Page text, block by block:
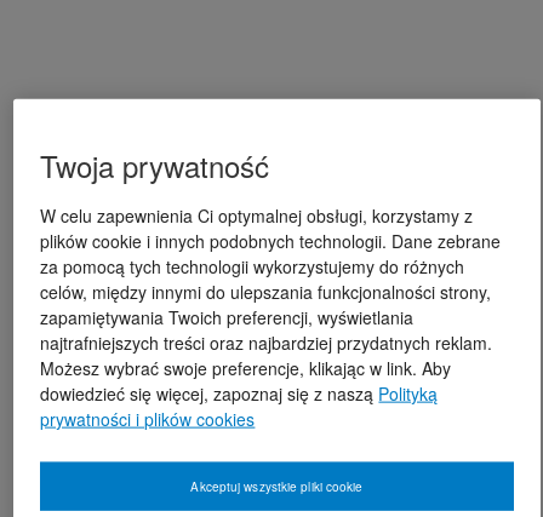
Twoja prywatność
W celu zapewnienia Ci optymalnej obsługi, korzystamy z
plików cookie i innych podobnych technologii. Dane zebrane
za pomocą tych technologii wykorzystujemy do różnych
celów, między innymi do ulepszania funkcjonalności strony,
zapamiętywania Twoich preferencji, wyświetlania
najtrafniejszych treści oraz najbardziej przydatnych reklam.
Możesz wybrać swoje preferencje, klikając w link. Aby
dowiedzieć się więcej, zapoznaj się z naszą Polityką
prywatności i plików cookies
Akceptuj wszystkie pliki cookie